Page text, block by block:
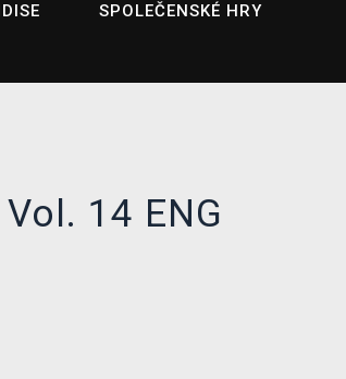
SPOLEČENSKÉ HRY
14 ENG